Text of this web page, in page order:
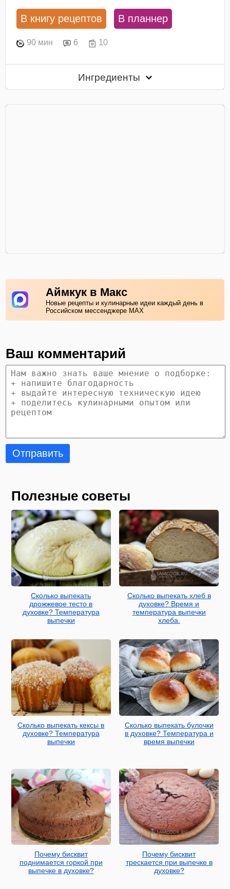
В книгу рецептов В планнер
90 мин 6 10
Ингредиенты
Аймкук в Макс
Новые рецепты и кулинарные идеи каждый день в
Российском мессенджере MAX
Ваш комментарий
Отправить
Полезные советы
Сколько выпекать
дрожжевое тесто в
духовке? Температура
выпечки
Сколько выпекать хлеб в
духовке? Время и
температура выпечки
хлеба.
Сколько выпекать кексы в
духовке? Температура
выпечки
Сколько выпекать булочки
в духовке? Температура и
время выпечки
Почему бисквит
поднимается горкой при
выпечке в духовке?
Почему бисквит
трескается при выпечке в
духовке?